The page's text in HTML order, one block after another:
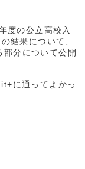
度の公立高校入
結果について、
分について公開
に通ってよかっ